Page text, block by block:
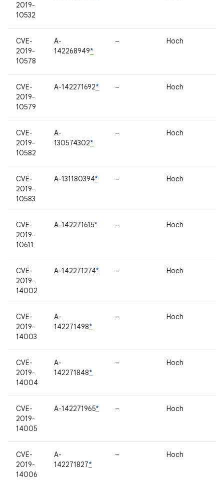
2019-
10532
CVE-
2019-
10578
A-
142268949*
– Hoch
CVE-
2019-
10579
A-142271692* – Hoch
CVE-
2019-
10582
A-
130574302*
– Hoch
CVE-
2019-
10583
A-131180394* – Hoch
CVE-
2019-
10611
A-142271615* – Hoch
CVE-
2019-
14002
A-142271274* – Hoch
CVE-
2019-
14003
A-
142271498*
– Hoch
CVE-
2019-
14004
A-
142271848*
– Hoch
CVE-
2019-
14005
A-142271965* – Hoch
CVE-
2019-
14006
A-
142271827*
– Hoch